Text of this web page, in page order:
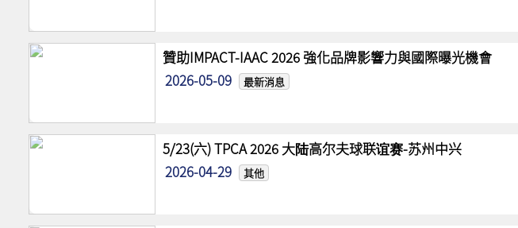
贊助IMPACT-IAAC 2026 強化品牌影響力與國際曝光機會
2026-05-09
最新消息
5/23(六) TPCA 2026 大陆高尔夫球联谊赛-苏州中兴
2026-04-29
其他